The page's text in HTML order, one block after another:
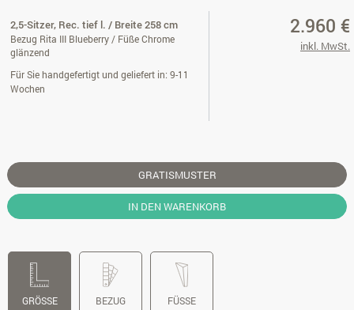
2,5-Sitzer, Rec. tief l. / Breite 258 cm
Bezug Rita III Blueberry / Füße Chrome
glänzend
Für Sie handgefertigt und geliefert in: 9-11
Wochen
2.960 €
inkl. MwSt.
GRATISMUSTER
IN DEN WARENKORB
GRÖSSE BEZUG FÜSSE